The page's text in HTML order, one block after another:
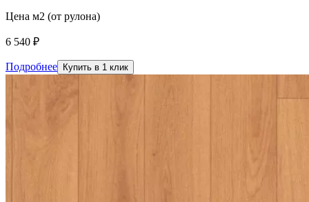
Цена м2 (от рулона)
6 540 ₽
Подробнее Купить в 1 клик